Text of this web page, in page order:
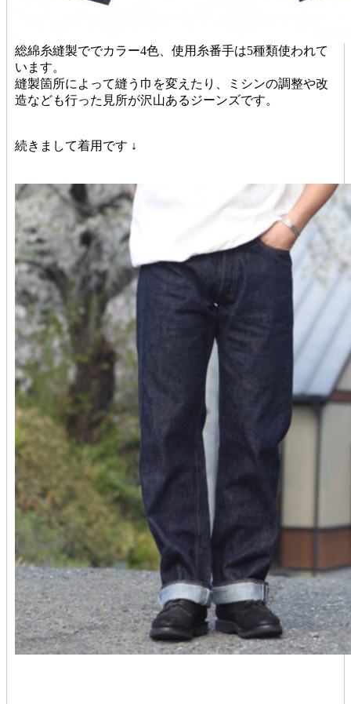
総綿糸縫製ででカラー4色、使用糸番手は5種類使われて
います。
縫製箇所によって縫う巾を変えたり、ミシンの調整や改
造なども行った見所が沢山あるジーンズです。
続きまして着用です ↓